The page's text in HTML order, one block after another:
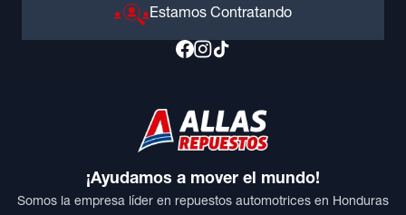
Estamos Contratando
¡Ayudamos a mover el mundo!
Somos la empresa líder en repuestos automotrices en Honduras